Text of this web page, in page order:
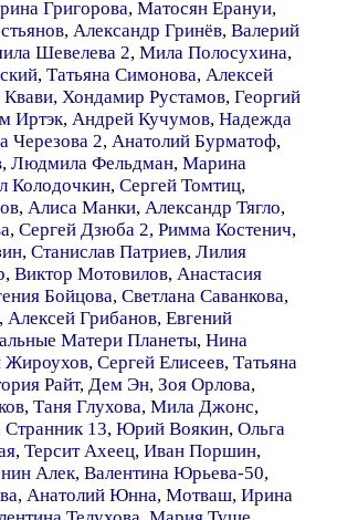
Григорова, Матосян Ерануи,
, Александр Гринёв, Валерий
Шевелева 2, Мила Полосухина,
, Татьяна Симонова, Алексей
Квави, Хондамир Рустамов, Георгий
Иртэк, Андрей Кучумов, Надежда
Черезова 2, Анатолий Бурматоф,
, Людмила Фельдман, Марина
Колодочкин, Сергей Томтиц,
, Алиса Манки, Александр Тягло,
, Сергей Дзюба 2, Римма Костенич,
, Станислав Патриев, Лилия
, Виктор Мотовилов, Анастасия
Бойцова, Светлана Саванкова,
, Алексей Грибанов, Евгений
Матери Планеты, Нина
Жироухов, Сергей Елисеев, Татьяна
Райт, Дем Эн, Зоя Орлова,
, Таня Глухова, Мила Джонс,
Странник 13, Юрий Воякин, Ольга
, Терсит Ахеец, Иван Поршин,
Алек, Валентина Юрьева-50,
, Анатолий Юнна, Мотваш, Ирина